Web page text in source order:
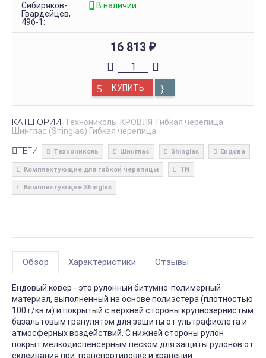
Сибиряков-
Гвардейцев,
49б-1:
В наличии
16 813 ₽
КУПИТЬ
КАТЕГОРИИ: Технониколь КРОВЛЯ
Гибкая черепица
Шинглас (Shinglas) Гибкая черепица
ТЕГИ: Технониколь Шинглас Shinglas Ендова
Комплектующие для гибкой черепицы TN
Комплектующие Shinglas
Обзор Характеристики Отзывы
Ендовый ковер - это рулонный битумно-полимерный
материал, выполненный на основе полиэстера (плотностью
100 г/кв.м) и покрытый с верхней стороны крупнозернистым
базальтовым гранулятом для защиты от ультрафиолета и
атмосферных воздействий. С нижней стороны рулон
покрыт мелкодиспенсерным песком для защиты рулонов от
склеивания при транспортировке и хранении.